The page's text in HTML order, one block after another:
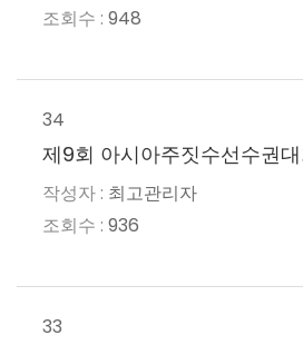
948
34
제9회 아시아주짓수선수권
최고관리자
936
33